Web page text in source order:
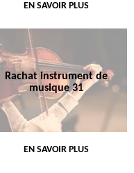
EN SAVOIR PLUS
Rachat instrument de
musique 31
EN SAVOIR PLUS